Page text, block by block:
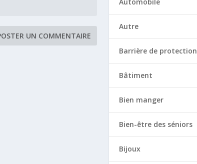
Autre
Barrière de protection
Bâtiment
Bien manger
Bien-être des séniors
Bijoux